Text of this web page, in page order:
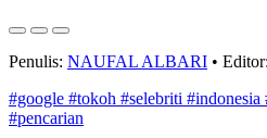
Penulis: NAUFAL ALBARI • Editor:
#google #tokoh #selebriti #indonesia
#pencarian